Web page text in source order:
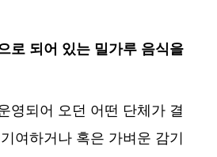
로 되어 있는 밀가루 음식을
영되어 오던 어떤 단체가 결
여하거나 혹은 가벼운 감기